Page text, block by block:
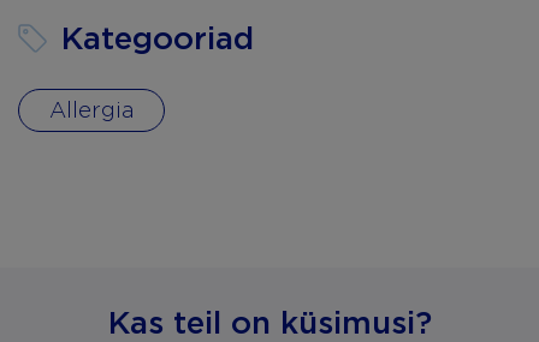
Kategooriad
Allergia
Kas teil on küsimusi?